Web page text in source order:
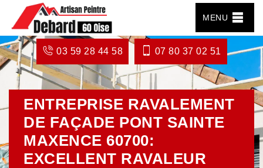
MENU
03 59 28 44 58 07 80 37 02 51
ENTREPRISE RAVALEMENT
DE FAÇADE PONT SAINTE
MAXENCE 60700:
EXCELLENT RAVALEUR